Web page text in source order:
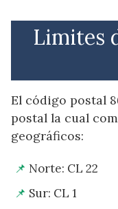
Limites
El código postal
postal la cual
geográficos:
Norte: CL 22
Sur: CL 1